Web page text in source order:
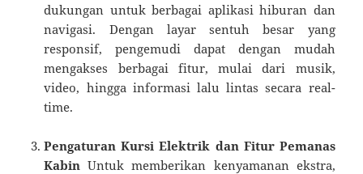
dukungan untuk berbagai aplikasi hiburan dan
navigasi. Dengan layar sentuh besar yang
responsif, pengemudi dapat dengan mudah
mengakses berbagai fitur, mulai dari musik,
video, hingga informasi lalu lintas secara real-
time.
Pengaturan Kursi Elektrik dan Fitur Pemanas
Kabin Untuk memberikan kenyamanan ekstra,